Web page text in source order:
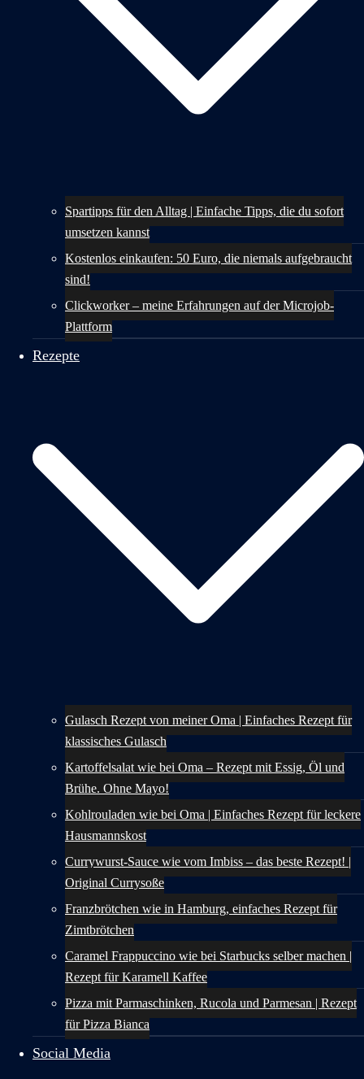
Spartipps für den Alltag | Einfache Tipps, die du sofort
umsetzen kannst
Kostenlos einkaufen: 50 Euro, die niemals aufgebraucht
sind!
Clickworker – meine Erfahrungen auf der Microjob-
Plattform
Rezepte
Gulasch Rezept von meiner Oma | Einfaches Rezept für
klassisches Gulasch
Kartoffelsalat wie bei Oma – Rezept mit Essig, Öl und
Brühe. Ohne Mayo!
Kohlrouladen wie bei Oma | Einfaches Rezept für leckere
Hausmannskost
Currywurst-Sauce wie vom Imbiss – das beste Rezept! |
Original Currysoße
Franzbrötchen wie in Hamburg, einfaches Rezept für
Zimtbrötchen
Caramel Frappuccino wie bei Starbucks selber machen |
Rezept für Karamell Kaffee
Pizza mit Parmaschinken, Rucola und Parmesan | Rezept
für Pizza Bianca
Social Media